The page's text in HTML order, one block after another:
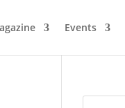
Events